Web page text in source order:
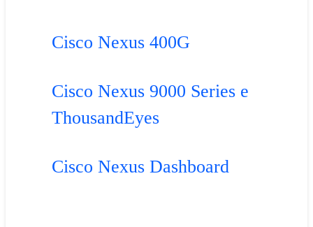
Cisco Nexus 400G
Cisco Nexus 9000 Series e
ThousandEyes
Cisco Nexus Dashboard